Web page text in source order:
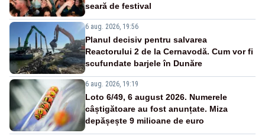
seară de festival
6 aug. 2026, 19:56
Planul decisiv pentru salvarea
Reactorului 2 de la Cernavodă. Cum vor fi
scufundate barjele în Dunăre
6 aug. 2026, 19:19
Loto 6/49, 6 august 2026. Numerele
câștigătoare au fost anunțate. Miza
depășește 9 milioane de euro